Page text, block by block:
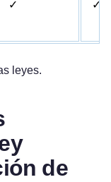
✓ ✓
leyes.
de